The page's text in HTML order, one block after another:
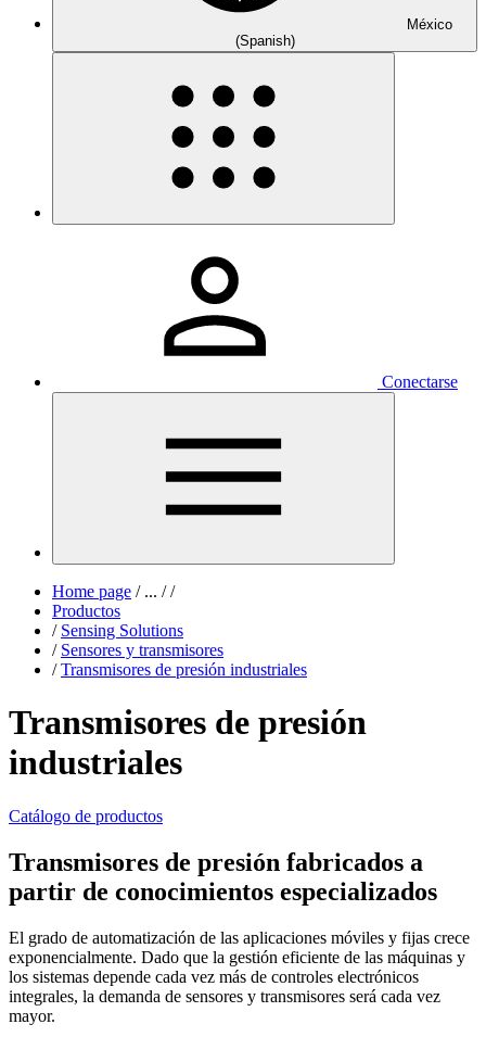
México
(Spanish)
Conectarse
Home page /... / /
Productos
/ Sensing Solutions
/ Sensores y transmisores
/ Transmisores de presión industriales
Transmisores de presión
industriales
Catálogo de productos
Transmisores de presión fabricados a
partir de conocimientos especializados
El grado de automatización de las aplicaciones móviles y fijas crece
exponencialmente. Dado que la gestión eficiente de las máquinas y
los sistemas depende cada vez más de controles electrónicos
integrales, la demanda de sensores y transmisores será cada vez
mayor.